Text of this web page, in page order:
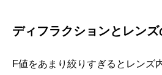
ディフラクションとレン
F値をあまり絞りすぎるとレンズ